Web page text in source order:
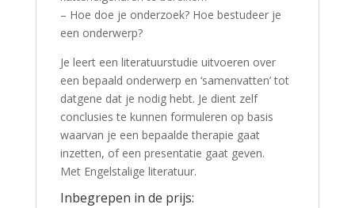
– Hoe doe je onderzoek? Hoe bestudeer je
een onderwerp?
Je leert een literatuurstudie uitvoeren over
een bepaald onderwerp en ‘samenvatten’ tot
datgene dat je nodig hebt. Je dient zelf
conclusies te kunnen formuleren op basis
waarvan je een bepaalde therapie gaat
inzetten, of een presentatie gaat geven.
Met Engelstalige literatuur.
Inbegrepen in de prijs: